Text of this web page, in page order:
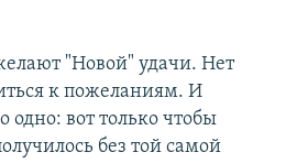
"Новой" удачи. Нет
к пожеланиям. И
одно: вот только чтобы
без той самой